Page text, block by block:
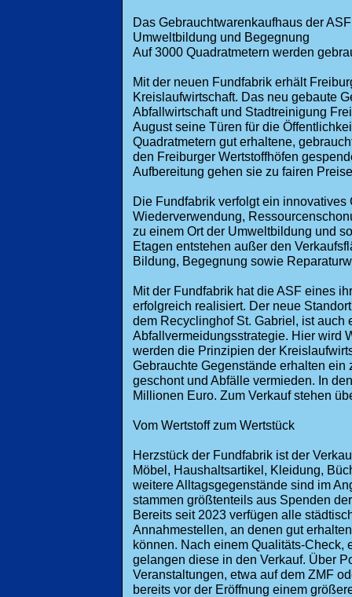
Das Gebrauchtwarenkaufhaus der
Umweltbildung und Begegnung
Auf 3000 Quadratmetern werden
Mit der neuen Fundfabrik erhält
Kreislaufwirtschaft. Das neu gebaute
Abfallwirtschaft und Stadtreinigung
August seine Türen für die
Quadratmetern gut erhaltene,
den Freiburger Wertstoffhöfen
Aufbereitung gehen sie zu fairen
Die Fundfabrik verfolgt ein innovatives
Wiederverwendung,
zu einem Ort der Umweltbildung und
Etagen entstehen außer den
Bildung, Begegnung sowie
Mit der Fundfabrik hat die ASF eines
erfolgreich realisiert. Der neue
dem Recyclinghof St. Gabriel, ist
Abfallvermeidungsstrategie. Hier wird
werden die Prinzipien der
Gebrauchte Gegenstände erhalten
geschont und Abfälle vermieden. In
Millionen Euro. Zum Verkauf stehen
Vom Wertstoff zum Wertstück
Herzstück der Fundfabrik ist der
Möbel, Haushaltsartikel, Kleidung,
weitere Alltagsgegenstände sind im
stammen größtenteils aus Spenden
Bereits seit 2023 verfügen alle
Annahmestellen, an denen gut
können. Nach einem Qualitäts-Check,
gelangen diese in den Verkauf. Über
Veranstaltungen, etwa auf dem ZMF
bereits vor der Eröffnung einem